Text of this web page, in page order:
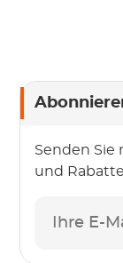
Senden Sie
und